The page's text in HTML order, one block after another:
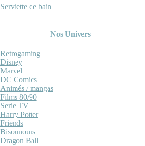
Serviette de bain
Nos Univers
Retrogaming
Disney
Marvel
DC Comics
Animés / mangas
Films 80/90
Serie TV
Harry Potter
Friends
Bisounours
Dragon Ball